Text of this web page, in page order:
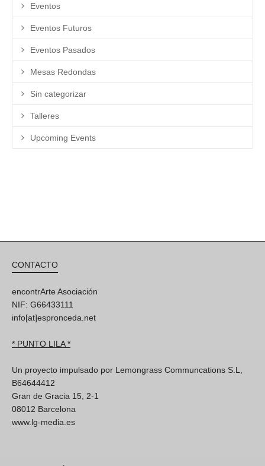
Eventos
Eventos Futuros
Eventos Pasados
Mesas Redondas
Sin categorizar
Talleres
Upcoming Events
CONTACTO
encontrArte Asociación
NIF: G66433111
info[at]espronceda.net
* PUNTO LILA *
Un proyecto impulsado por Lemongrass Communcations S.L,
B64644412
Gran de Gracia 15, 2-1
08012 Barcelona
www.lg-media.es